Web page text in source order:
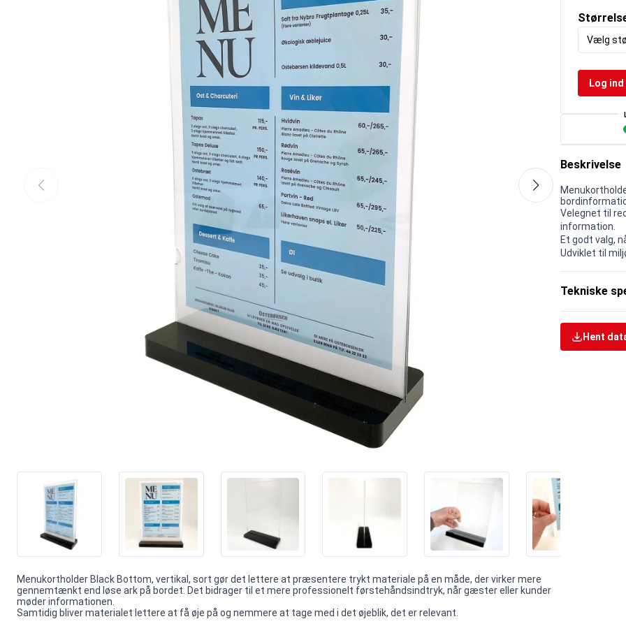
Menukortholder Black Bottom, vertikal, sort gør det lettere at præsentere trykt materiale på en måde, der virker mere
gennemtænkt end løse ark på bordet. Det bidrager til et mere professionelt førstehåndsindtryk, når gæster eller kunder
møder informationen.
Samtidig bliver materialet lettere at få øje på og nemmere at tage med i det øjeblik, det er relevant.
Vælg
Log
Beskrivelse
Velegnet til
information.
Et godt valg,
Udviklet til
Tekniske
Hent